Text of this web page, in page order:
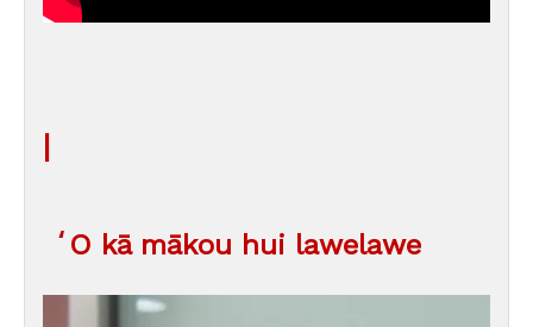
|
ʻO kā mākou hui lawelawe